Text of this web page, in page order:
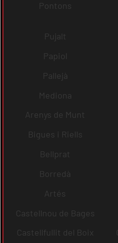
Pontons
Pujalt
Papiol
Pallejà
Mediona
Arenys de Munt
Bigues i Riells
Bellprat
Borredà
Artés
Castellnou de Bages
Castellfullit del Boix